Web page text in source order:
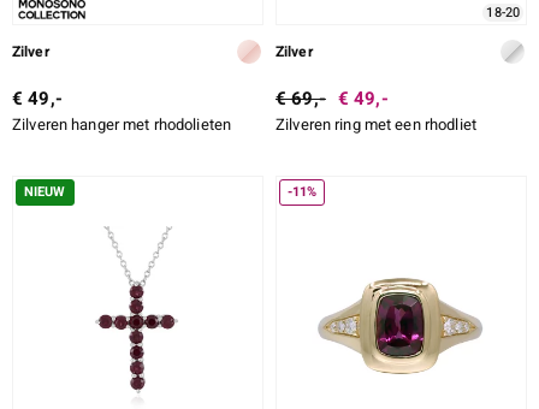
Zilver
€ 49,-
Zilveren hanger met rhodolieten
18-20
Zilver
€ 69,- € 49,-
Zilveren ring met een rhodliet
NIEUW -11%